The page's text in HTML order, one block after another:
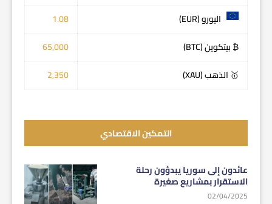
اليورو (EUR)
1.08
₿ بيتكوين (BTC)
65,000
🥇 الذهب (XAU)
2,350
التمكين الاقتصادي
عائدون إلى سوريا يبدؤون رحلة
الاستقرار بمشاريع صغيرة
02/04/2025